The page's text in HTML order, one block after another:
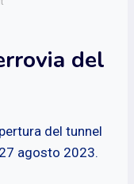
del
del tunnel
agosto 2023.